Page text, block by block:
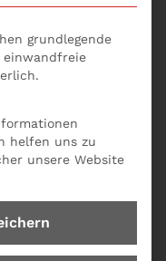
Das Seminar
Management?
mit dem
Nr. A04.
Gruppen, für die
grundlegende
helfen uns zu
unsere Website